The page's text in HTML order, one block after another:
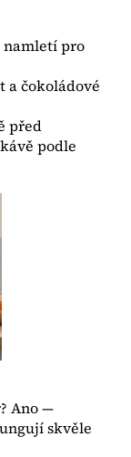
namletí pro
a čokoládové
před
podle
Ano —
skvěle